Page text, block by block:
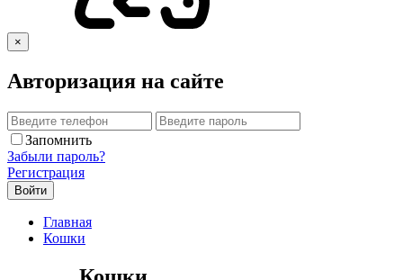
×
Авторизация на сайте
Запомнить
Забыли пароль?
Регистрация
Главная
Кошки